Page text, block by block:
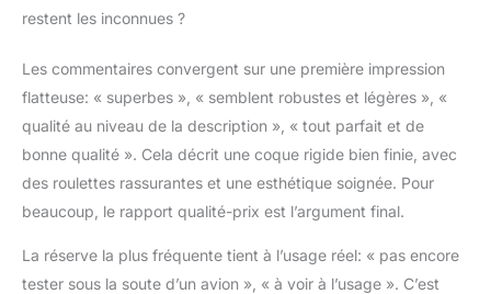
restent les inconnues ?
Les commentaires convergent sur une première impression
flatteuse: « superbes », « semblent robustes et légères », «
qualité au niveau de la description », « tout parfait et de
bonne qualité ». Cela décrit une coque rigide bien finie, avec
des roulettes rassurantes et une esthétique soignée. Pour
beaucoup, le rapport qualité-prix est l’argument final.
La réserve la plus fréquente tient à l’usage réel: « pas encore
tester sous la soute d’un avion », « à voir à l’usage ». C’est